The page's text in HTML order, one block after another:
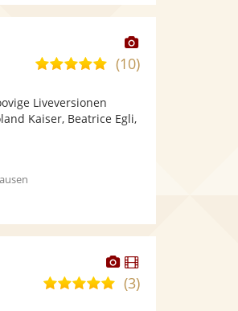
Dieser
Künstler
5,0
Sternen
(10)
Liveversionen
Kaiser, Beatrice Egli,
Dieser
Künstler
stellt
Dieser
Künstler
5,0(3)